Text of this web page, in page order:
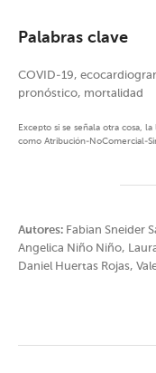
Palabras clave
COVID-19,
pronóstico, mortalidad
Excepto si se señala otra cosa,
como Atribución-NoComercial-
Autores: Fabian Sneider
Angelica Niño Niño,
Daniel Huertas Rojas,